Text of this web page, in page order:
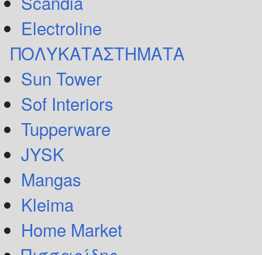
Electroline
ΠΟΛΥΚΑΤΑΣΤΗΜΑΤΑ
Sun Tower
Sof Interiors
Tupperware
JYSK
Mangas
Kleima
Home Market